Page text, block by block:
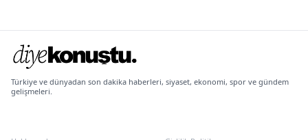
Türkiye ve dünyadan son dakika haberleri, siyaset, ekonomi, spor ve gündem
gelişmeleri.